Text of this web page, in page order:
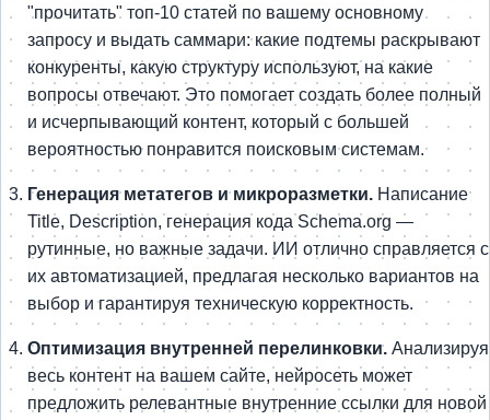
"прочитать" топ-10 статей по вашему основному
запросу и выдать саммари: какие подтемы раскрывают
конкуренты, какую структуру используют, на какие
вопросы отвечают. Это помогает создать более полный
и исчерпывающий контент, который с большей
вероятностью понравится поисковым системам.
Генерация метатегов и микроразметки. Написание
Title, Description, генерация кода Schema.org —
рутинные, но важные задачи. ИИ отлично справляется с
их автоматизацией, предлагая несколько вариантов на
выбор и гарантируя техническую корректность.
Оптимизация внутренней перелинковки. Анализируя
весь контент на вашем сайте, нейросеть может
предложить релевантные внутренние ссылки для новой